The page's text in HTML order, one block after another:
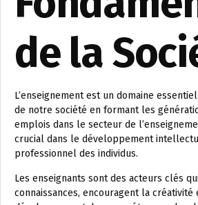
de la
L’enseignement est un domaine
de notre société en formant les
emplois dans le secteur de
crucial dans le développement
professionnel des individus.
Les enseignants sont des acteurs clés
connaissances, encouragent la